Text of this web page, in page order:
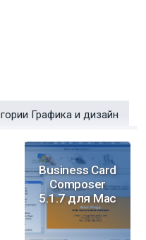
Графика и дизайн
Business Card
Composer
5.1.7 для Mac